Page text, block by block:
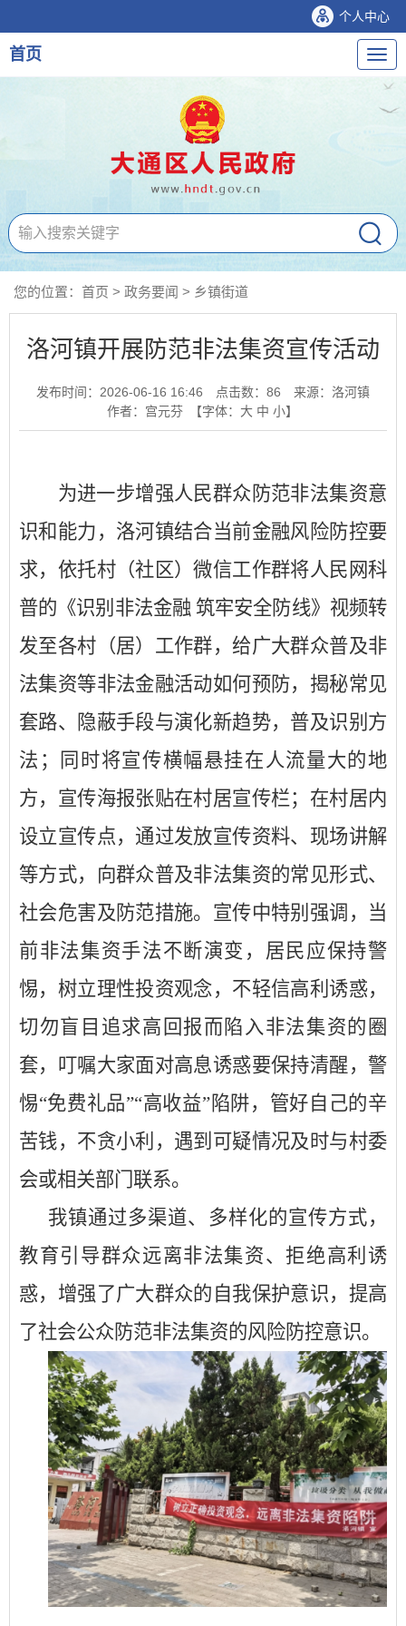
个人中心
导
航
首页
您的位置： 首页 > 政务要闻 > 乡镇街道
洛河镇开展防范非法集资宣传活动
发布时间：2026-06-16 16:46 点击数： 86
来源：洛河镇
作者：宫元芬
【字体： 大 中 小】
为进一步增强人民群众防范非法集资意
识和能力，洛河镇结合当前金融风险防控要
求，依托村（社区）微信工作群将人民网科
普的《识别非法金融 筑牢安全防线》视频转
发至各村（居）工作群，给广大群众普及非
法集资等非法金融活动如何预防，揭秘常见
套路、隐蔽手段与演化新趋势，普及识别方
法；同时将宣传横幅悬挂在人流量大的地
方，宣传海报张贴在村居宣传栏；在村居内
设立宣传点，通过发放宣传资料、现场讲解
等方式，向群众普及非法集资的常见形式、
社会危害及防范措施。宣传中特别强调，当
前非法集资手法不断演变，居民应保持警
惕，树立理性投资观念，不轻信高利诱惑，
切勿盲目追求高回报而陷入非法集资的圈
套，叮嘱大家面对高息诱惑要保持清醒，警
惕“免费礼品”“高收益”陷阱，管好自己的辛
苦钱，不贪小利，遇到可疑情况及时与村委
会或相关部门联系。
我镇通过多渠道、多样化的宣传方式，
教育引导群众远离非法集资、拒绝高利诱
惑，增强了广大群众的自我保护意识，提高
了社会公众防范非法集资的风险防控意识。